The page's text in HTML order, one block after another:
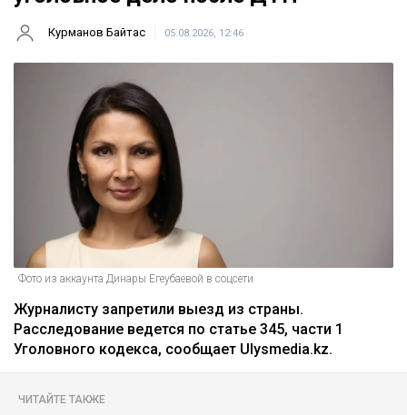
Главная Новости
На Динару Егеубаеву завели